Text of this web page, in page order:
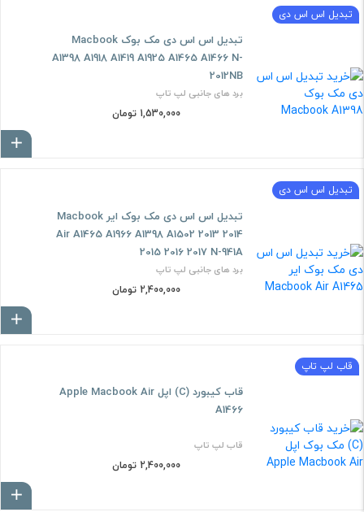
تبدیل اس اس دی
تبدیل اس اس دی مک بوک Macbook
A1398 A1918 A1419 A1925 A1465 A1466 N-
2012NB
برد های جانبی لپ تاپ
1,530,000 تومان
تبدیل اس اس دی
تبدیل اس اس دی مک بوک ایر Macbook
Air A1465 A1966 A1398 A1502 2013 2014
2015 2016 2017 N-941A
برد های جانبی لپ تاپ
2,400,000 تومان
قاب لپ تاپ
قاب کیبورد (C) اپل Apple Macbook Air
A1466
قاب لپ تاپ
2,400,000 تومان